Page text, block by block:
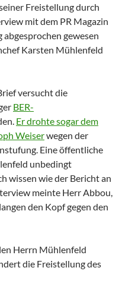
Freistellung durch
mit dem PR Magazin
gewesen
Karsten Mühlenfeld
versucht die
BER-
Er drohte sogar dem
Weiserwegen der
Eine öffentliche
unbedingt
wissen wie der Bericht an
meinte Herr Abbou,
den Kopf gegen den
Herrn Mühlenfeld
die Freistellung des